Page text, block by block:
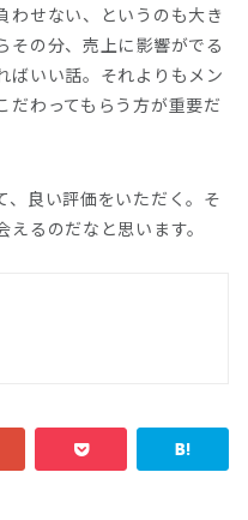
わせない、というのも大き
その分、売上に影響がでる
ばいい話。それよりもメン
だわってもらう方が重要だ
、良い評価をいただく。そ
るのだなと思います。